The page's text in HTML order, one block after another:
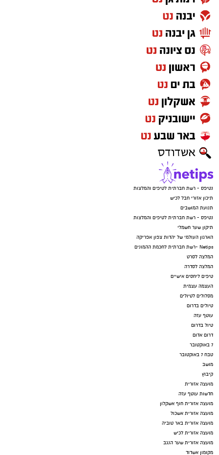
נטיפס - רשת חברתית לטיפים והמלצות
תיכון אזורי חבל לכיש
תנועת המושבים
נטיפס - רשת חברתית לטיפים והמלצות
תיקון שער חשמלי
הארגון העולמי של יהדות צפון אפריקה
Netips -רשת חברתית לחכמת ההמונים
המלצה לסרט
המלצה לסדרה
טיפים ליחסים אישיים
העצמה עצמית
מסלולים לטיולים
טיולים בדרום
עוטף עזה
טיול בדרום
דרום אדום
7 באוקטובר
טבח 7 באוקטובר
מושב
קיבוץ
מועצה אזורית
חדשות עוטף עזה
מועצה אזורית חוף אשקלון
מועצה אזורית אשכול
מועצה אזורית באר טוביה
מועצה אזורית לכיש
מועצה אזורית שער הנגב
מקומון אשדוד